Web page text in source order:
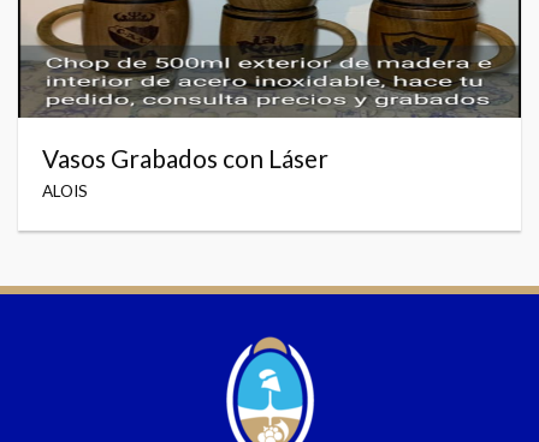
Vasos Grabados con Láser
ALOIS